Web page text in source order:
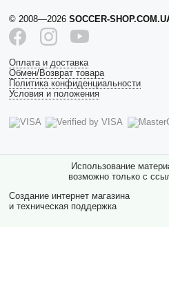
© 2008—2026 SOCCER-
Оплата и доставка
Обмен/Возврат товара
Политика конфиденциальности
Условия и положения
Использование
возможно только с
Создание интернет магазина
и техническая поддержка